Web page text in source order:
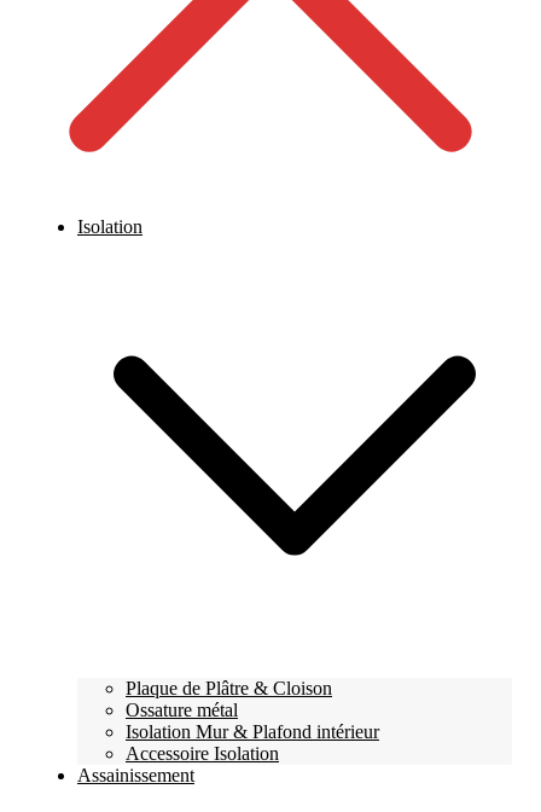
Isolation
Plaque de Plâtre & Cloison
Ossature métal
Isolation Mur & Plafond intérieur
Accessoire Isolation
Assainissement